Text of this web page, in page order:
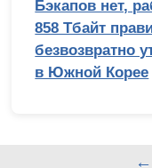
Бэкапов нет,
858 Тбайт
безвозвратно
в Южной Корее